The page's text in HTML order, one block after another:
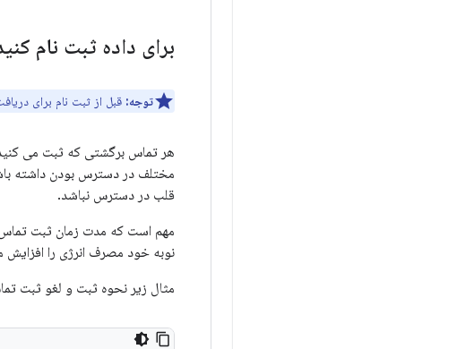
برای داده ثبت نام
توجه: قبل از ثبت نام برای
هر تماس برگشتی که ثبت می
مختلف در دسترس بودن داشته
قلب در دسترس نباشد.
مهم است که مدت زمان ثبت تماس
نوبه خود مصرف انرژی را
مثال زیر نحوه ثبت و لغو ثبت